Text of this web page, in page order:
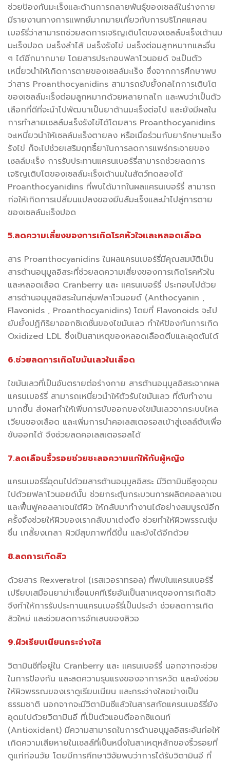
ช่วยป้องกันมะเร็งและต้านการกลายพันธุ์ของเซลล์ในร่างกาย
มีรายงานทางการแพทย์มากมายเกี่ยวกับการบริโภคแคลน
เบอร์รี่ว่าสามารถช่วยลดการเจริญเติบโตของเซลล์มะเร็งเต้านม
มะเร็งปอด มะเร็งลำไส้ มะเร็งรังไข่ มะเร็งต่อมลูกหมากและอื่น
ๆ ได้อีกมากมาย โดยสารประกอบฟลาโวนอยด์ จะเป็นตัว
เหนี่ยวนำให้เกิดการตายของเซลล์มะเร็ง ซึ่งจากการศึกษาพบ
ว่าสาร Proanthocyanidins สามารถยับยั้งกลไกการเติบโต
ของเซลล์มะเร็งต่อมลูกหมากด้วยหลายกลไก และพบว่าเป็นตัว
เลือกที่ดีที่จะนำไปพัฒนาเป็นยาต้านมะเร็งต่อไป และยังมีผลใน
การทำลายเซลล์มะเร็งรังไข่ได้โดยสาร Proanthocyanidins
จะเหนี่ยวนำให้เซลล์มะเร็งตายลง หรือเมื่อร่วมกับยารักษามะเร็ง
รังไข่ ก็จะไปช่วยเสริมฤทธิ์ยาในการลดการแพร่กระจายของ
เซลล์มะเร็ง การรับประทานแครนเบอร์รี่สามารถช่วยลดการ
เจริญเติบโตของเซลล์มะเร็งเต้านมในสัตว์ทดลองได้
Proanthocyanidins ที่พบได้มากในผลแครนเบอร์รี่ สามารถ
ก่อให้เกิดการเปลี่ยนแปลงของยีนส์มะเร็งและนำไปสู่การตาย
ของเซลล์มะเร็งปอด
5.ลดความเสี่ยงของการเกิดโรคหัวใจและหลอดเลือด
สาร Proanthocyanidins ในผลแครนเบอร์รี่มีคุณสมบัติเป็น
สารต้านอนุมูลอิสระที่ช่วยลดความเสี่ยงของการเกิดโรคหัวใน
และหลอดเลือด Cranberry และ แครนเบอร์รี่ ประกอบไปด้วย
สารต้านอนุมูลอิสระในกลุ่มฟลาโวนอยด์ (Anthocyanin ,
Flavonids , Proanthocyanidins) โดยที่ Flavonoids จะไป
ยับยั้งปฏิกิริยาออกซิเดชั่นของไขมันเลว ทำให้ป้องกันการเกิด
Oxidized LDL ซึ่งเป็นสาเหตุของหลอดเลือดตีบและอุดตันได้
6.ช่วยลดการเกิดไขมันเลวในเลือด
ไขมันเลวที่เป็นอันตรายต่อร่างกาย สารต้านอนุมูลอิสระจากผล
แครนเบอร์รี่ สามารถเหนี่ยวนำให้ตัวรับไขมันเลว ที่ตับทำงาน
มากขึ้น ส่งผลทำให้เพิ่มการขับออกของไขมันเลวจากระบบไหล
เวียนของเลือด และเพิ่มการนำคอเลสเตอรอลเข้าสู่เซลล์ตับเพื่อ
ขับออกได้ จึงช่วยลดคอเลสเตอรอลได้
7.ลดเลือนริ้วรอยช่วยชะลอความแก่ให้กับผู้หญิง
แครนเบอร์รี่อุดมไปด้วยสารต้านอนุมูลอิสระ มีวิตามินซีสูงอุดม
ไปด้วยฟลาโวนอยด์นั้น ช่วยกระตุ้นกระบวนการผลิตคอลลาเจน
และฟื้นฟูคอลลาเจนใต้ผิว ให้กลับมาทำงานได้อย่างสมบูรณ์อีก
ครั้งจึงช่วยให้ผิวของเรากลับมาเต่งตึง ช่วยทำให้ผิวพรรณชุ่ม
ชื่น เกลี้ยงเกลา ผิวมีสุขภาพที่ดีขึ้น และยังได้อีกด้วย
8.ลดการเกิดสิว
ด้วยสาร Rexveratrol (เรสเวอราทรอล) ที่พบในแครนเบอร์รี่
เปรียบเสมือนยาฆ่าเชื้อแบคทีเรียอันเป็นสาเหตุของการเกิดสิว
จึงทำให้การรับประทานแครนเบอร์รี่เป็นประจำ ช่วยลดการเกิด
สิวใหม่ และช่วยลดการอักเสบของสิวอ
9.ผิวเรียบเนียนกระจ่างใส
วิตามินซีที่อยู่ใน Cranberry และ แครนเบอร์รี่ นอกจากจะช่วย
ในการป้องกัน และลดความรุนแรงของอาการหวัด และยังช่วย
ให้ผิวพรรณของเราดูเรียบเนียน และกระจ่างใสอย่างเป็น
ธรรมชาติ นอกจากจะมีวิตามินซีแล้วในสารสกัดแครนเบอร์รี่ยัง
อุดมไปด้วยวิตามินอี ที่เป็นตัวแอนตีออกซิแดนท์
(Antioxidant) มีความสามารถในการต้านอนุมูลอิสระอันก่อให้
เกิดความเสียหายในเซลล์ที่เป็นหนึ่งในสาเหตุหลักของริ้วรอยที่
ดูแก่ก่อนวัย โดยมีการศึกษาวิจัยพบว่าการได้รับวิตามินอี ที่